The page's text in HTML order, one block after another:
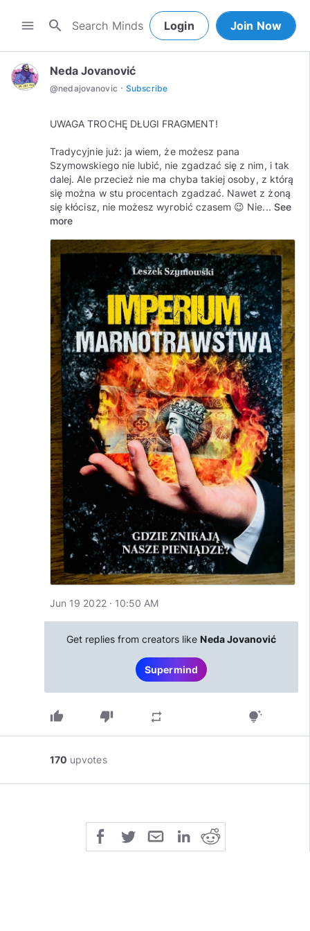
menu search Login Join Now
Neda Jovanović
@nedajovanovic · Subscribe
UWAGA TROCHĘ DŁUGI FRAGMENT!
Tradycyjnie już: ja wiem, że możesz pana
Szymowskiego nie lubić, nie zgadzać się z nim, i tak
dalej. Ale przecież nie ma chyba takiej osoby, z którą
się można w stu procentach zgadzać. Nawet z żoną
się kłócisz, nie możesz wyrobić czasem 😉 Nie... See
more
Jun 19 2022 · 10:50 AM
Get replies from creators like Neda Jovanović
Supermind
thumb_up thumb_down repeat tips_and_updates
170 upvotes